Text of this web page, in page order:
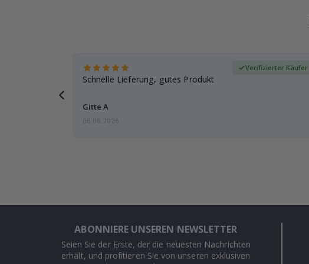
Schnelle Lieferung, gutes Produkt
Gitte A
Verifizierter Käufer
06.08.2026
ABONNIERE UNSEREN NEWSLETTER
Seien Sie der Erste, der die neuesten Nachrichten
erhält, und profitieren Sie von unseren exklusiven